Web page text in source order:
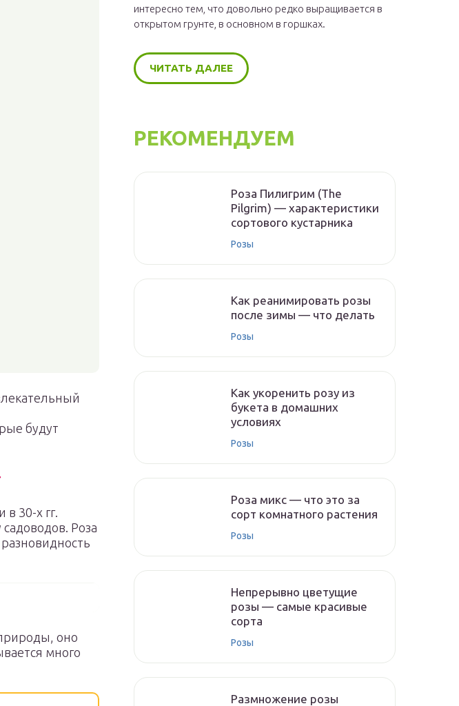
будут
в 30-х гг.
Роза
оно
много
интересно тем, что довольно редко выращивается в
открытом грунте, в основном в горшках.
ЧИТАТЬ ДАЛЕЕ
РЕКОМЕНДУЕМ
Роза Пилигрим (The
Pilgrim) — характеристики
сортового кустарника
Розы
Как реанимировать розы
после зимы — что делать
Розы
Как укоренить розу из
букета в домашних
условиях
Розы
Роза микс — что это за
сорт комнатного растения
Розы
Непрерывно цветущие
розы — самые красивые
сорта
Розы
Размножение розы